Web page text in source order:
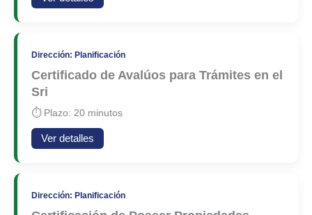
Dirección: Planificación
Certificado de Avalúos para Trámites en el
Sri
⏱ Plazo: 20 minutos
Ver detalles
Dirección: Planificación